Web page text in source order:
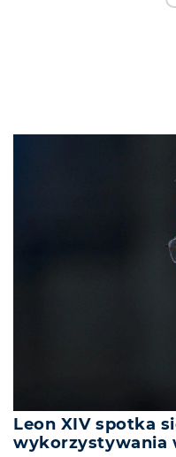
Leon XIV spotka
wykorzystywania